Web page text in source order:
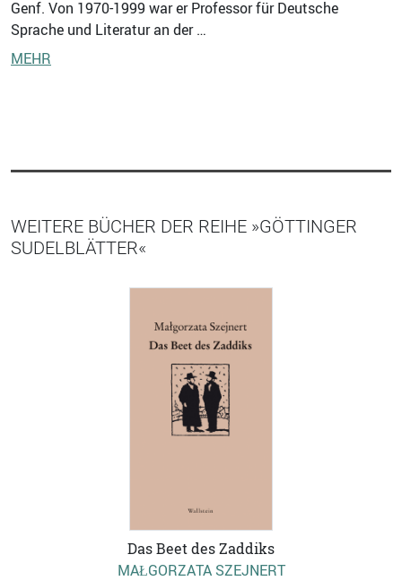
Genf. Von 1970-1999 war er Professor für Deutsche
Sprache und Literatur an der …
MEHR
WEITERE BÜCHER DER REIHE »GÖTTINGER
SUDELBLÄTTER«
Das Beet des Zaddiks
MAŁGORZATA SZEJNERT